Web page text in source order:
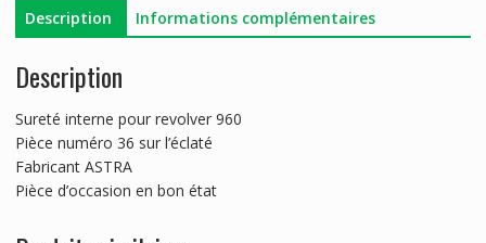
Description Informations complémentaires
Description
Sureté interne pour revolver 960
Pièce numéro 36 sur l’éclaté
Fabricant ASTRA
Pièce d’occasion en bon état